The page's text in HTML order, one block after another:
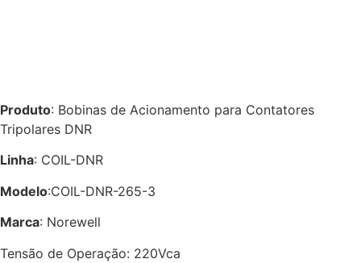
Produto: Bobinas de Acionamento para Contatores
Tripolares DNR
Linha: COIL-DNR
Modelo:COIL-DNR-265-3
Marca: Norewell
Tensão de Operação: 220Vca